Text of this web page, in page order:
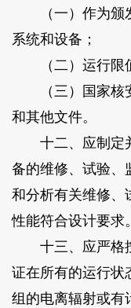
（一）作为颁发
系统和设备；
（二）运行限
（三）国家核安
和其他文件。
十二、应制定并
备的维修、试验、
和分析有关维修、
性能符合设计要求。
十三、应严格按
证在所有的运行状
组的电离辐射或有